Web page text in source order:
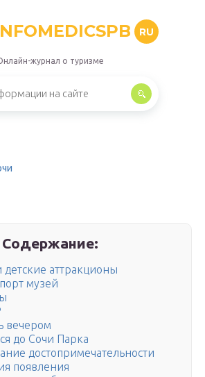
RU
журнал о туризме
Содержание:
аттракционы
музей
вечером
до Сочи Парка
достопримечательности
появления